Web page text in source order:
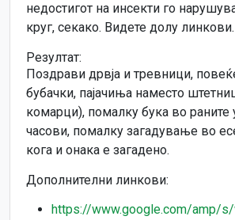
недостигот на инсекти го
круг, секако. Видете долу линкови.
Резултат:
Поздрави дрвја и тревници,
бубачки, пајачиња наместо
комарци), помалку бука во раните
часови, помалку загадување во
кога и онака е загадено.
Дополнителни линкови:
https://www.google.com/amp/